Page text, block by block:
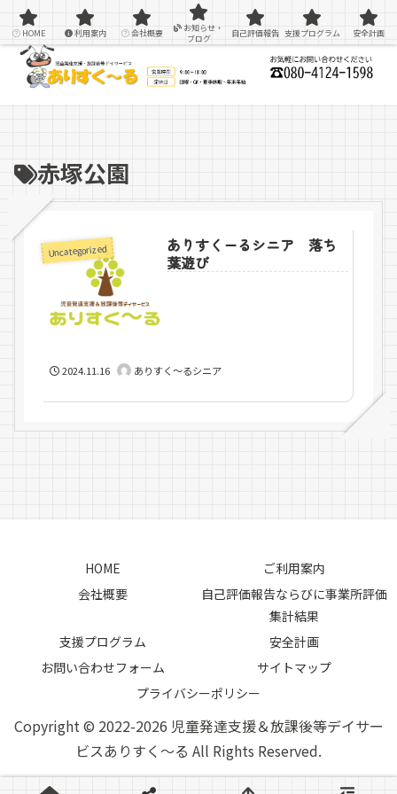
感覚統合療法を用いた療育＆支援
赤塚公園
Uncategorized
ありすくーるシニア 落ち
葉遊び
2024.11.16 ありすく～るシニア
HOME
ご利用案内
会社概要
自己評価報告ならびに事業所評価
集計結果
支援プログラム
安全計画
お問い合わせフォーム
サイトマップ
プライバシーポリシー
Copyright © 2022-2026 児童発達支援＆放課後等デイサー
ビスありすく～る All Rights Reserved.
HOME 利用案内 会社概要
お知らせ・
ブログ
自己評価報告 支援プログラム 安全計画